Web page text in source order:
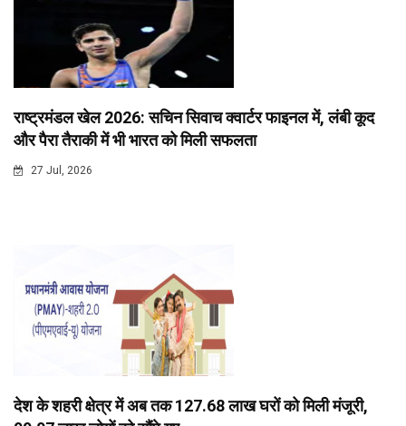
राष्ट्रमंडल खेल 2026: सचिन सिवाच क्वार्टर फाइनल में, लंबी कूद
और पैरा तैराकी में भी भारत को मिली सफलता
27 Jul, 2026
देश के शहरी क्षेत्र में अब तक 127.68 लाख घरों को मिली मंजूरी,